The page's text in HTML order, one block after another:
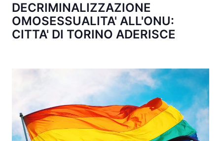
DECRIMINALIZZAZIONE
OMOSESSUALITA' ALL'ONU:
CITTA' DI TORINO ADERISCE